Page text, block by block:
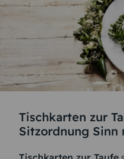
Tischkarten zur
Sitzordnung Sinn